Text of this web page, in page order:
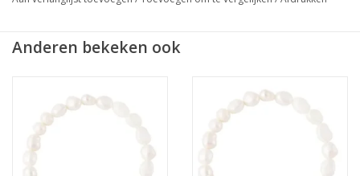
Anderen bekeken ook